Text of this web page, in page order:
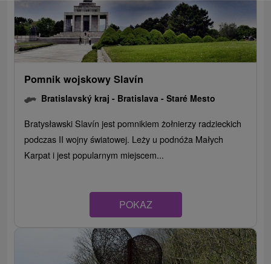
Pomnik wojskowy Slavín
Bratislavský kraj - Bratislava - Staré Mesto
Bratysławski Slavín jest pomnikiem żołnierzy radzieckich
podczas II wojny światowej. Leży u podnóża Małych
Karpat i jest popularnym miejscem...
POKAZ